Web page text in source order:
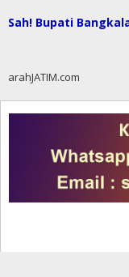
Sah! Bupati
arahJATIM.com